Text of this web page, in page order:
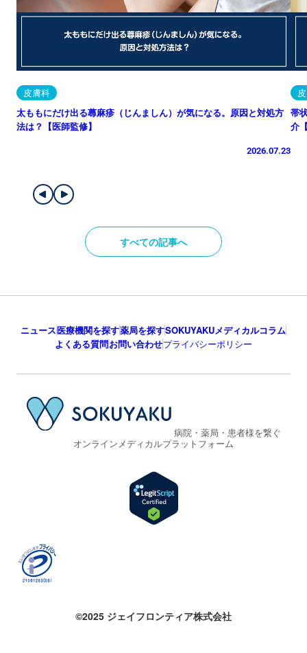
皮膚科
太ももにだけ出る蕁麻疹（じんましん）が気になる。原因と対処方
法は？【医師監修】
2026.07.23
帯
介
すべての記事へ
ニュース医療機関を探す薬局を探すSOKUYAKUメディカルコラム
よくある質問お問い合わせプライバシーポリシー
病院・薬局・患者様を繋ぐ
オンラインメディカルプラットフォーム
©2025 ジェイフロンティア株式会社